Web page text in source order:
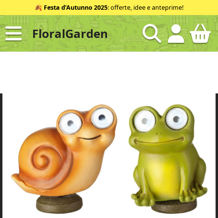
al
contenuto
ID
🍂 Festa d’Autunno 2025: offerte, idee e anteprime!
FloralGarden